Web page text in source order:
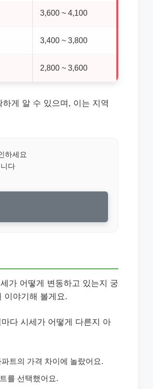
3,600 ~ 4,100
3,400 ~ 3,800
2,800 ~ 3,600
게 알 수 있으며, 이는 지역
하세요
다
가 어떻게 변동하고 있는지 궁
이야기해 볼게요.
다 시세가 어떻게 다른지 아
트의 가격 차이에 놀랐어요.
를 선택했어요.